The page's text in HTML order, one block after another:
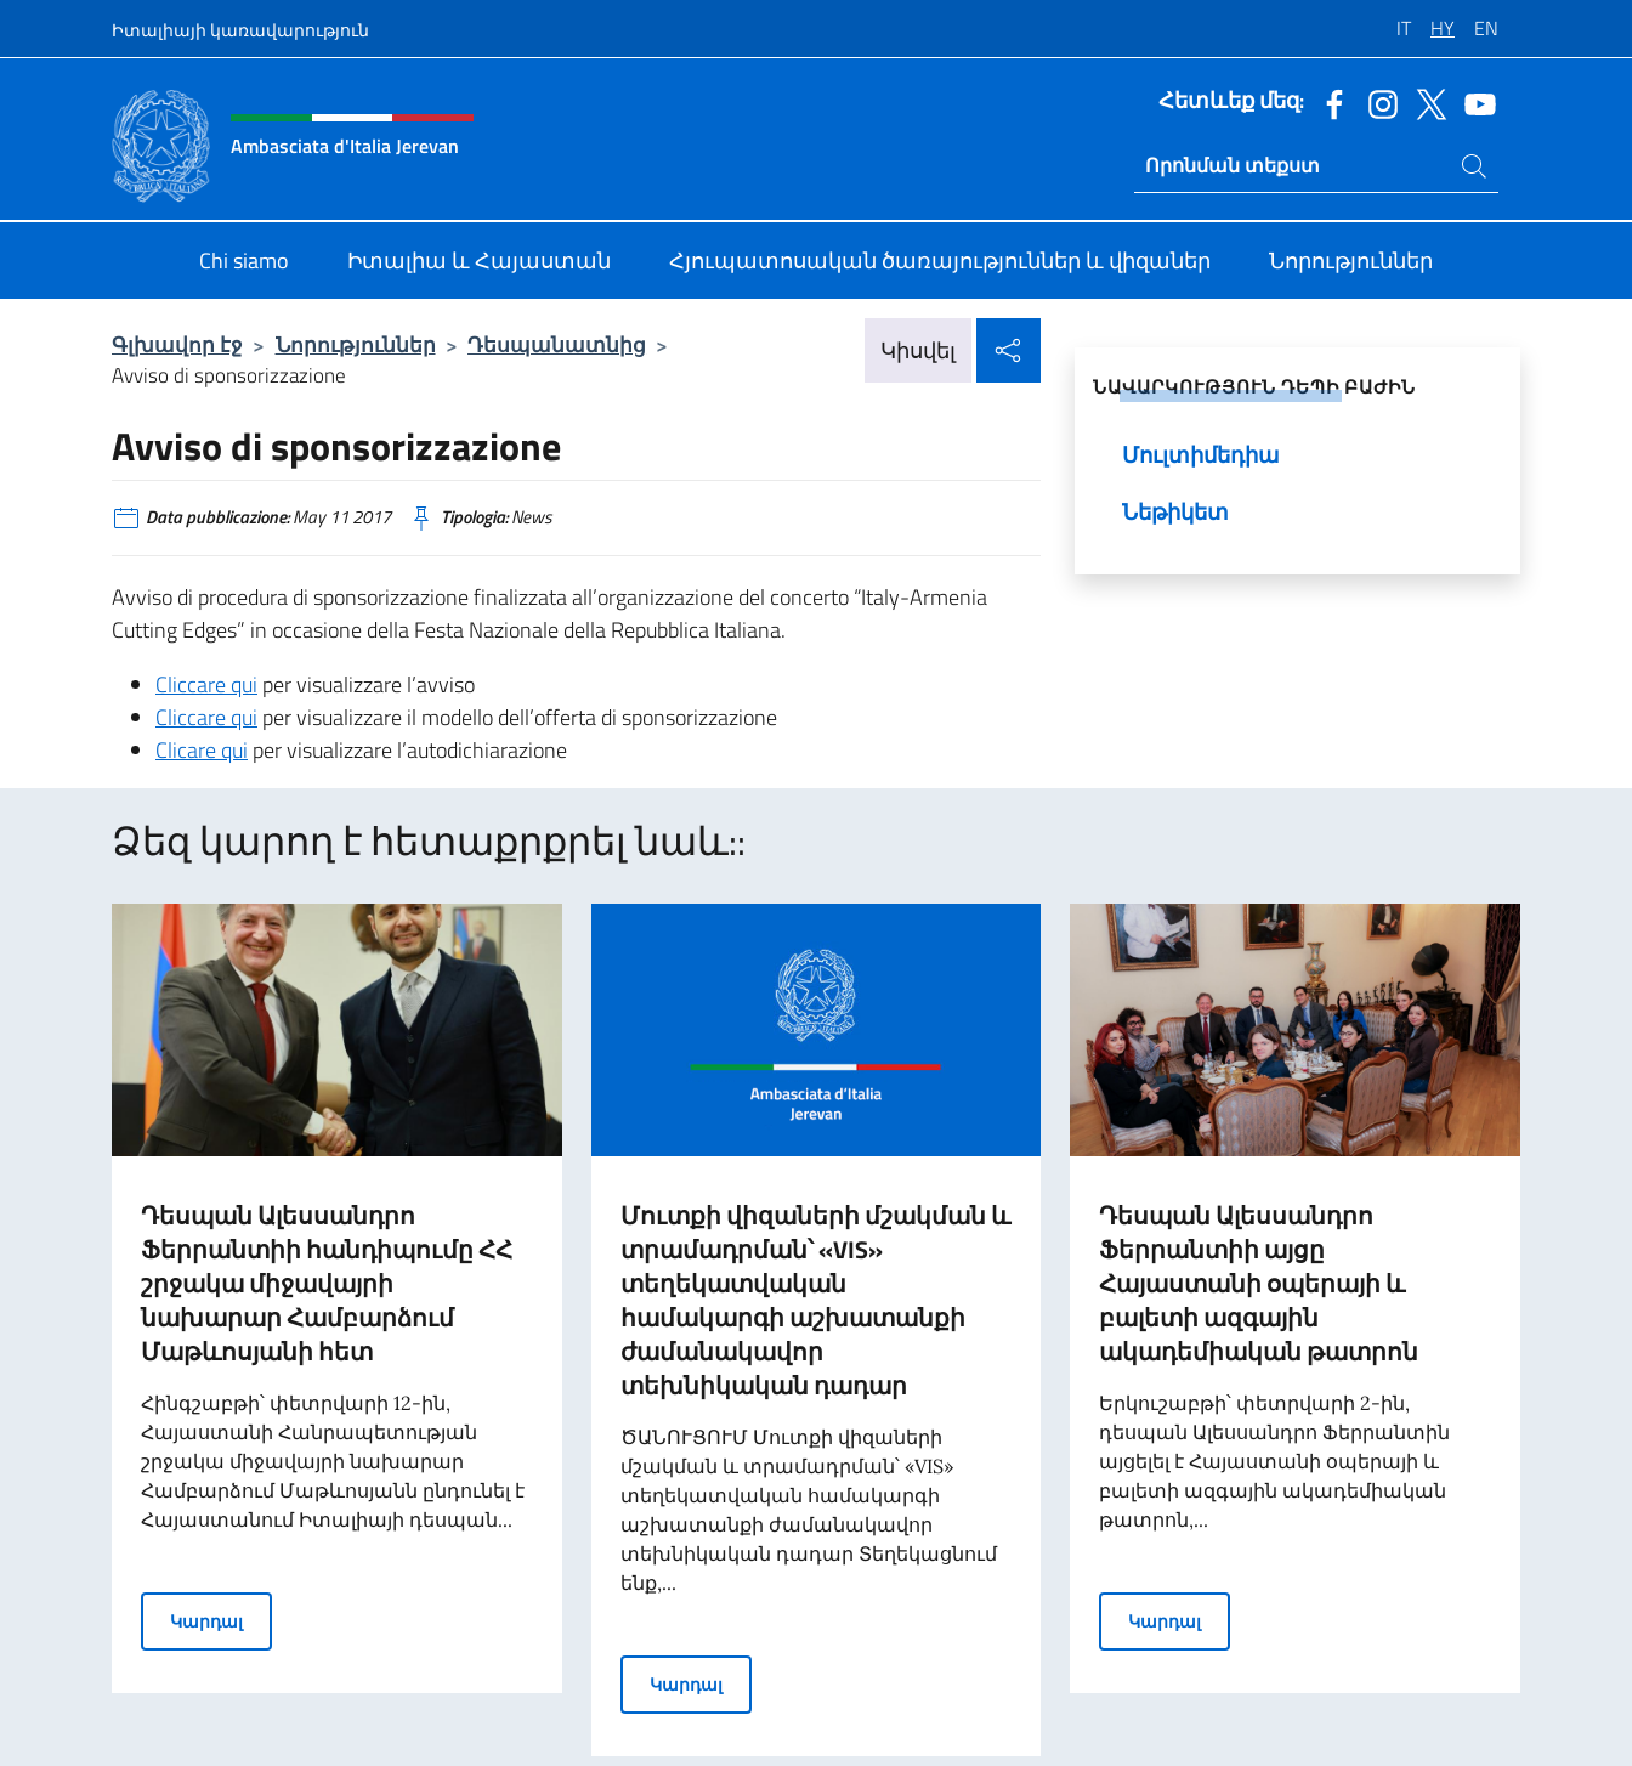
Salta al contenutoԻտալիայի կառավարություն IT HY EN
Intestazione sito, social e menù
Ambasciata d'Italia Jerevan
Հետևեք մեզ:
Ricerca sito live
Որոնում կայքում
Chi siamo Իտալիա և Հայաստան Հյուպատոսական ծառայություններ և վիզաներ Նորություններ
Գլխավոր էջ > Նորություններ > Դեսպանատնից >
Avviso di sponsorizzazione
Կիսվել
Avviso di sponsorizzazione
Data pubblicazione:May 11 2017 Tipologia:News
Avviso di procedura di sponsorizzazione finalizzata all’organizzazione del concerto “Italy-Armenia
Cutting Edges” in occasione della Festa Nazionale della Repubblica Italiana.
Cliccare qui per visualizzare l’avviso
Cliccare qui per visualizzare il modello dell’offerta di sponsorizzazione
Clicare qui per visualizzare l’autodichiarazione
ՆԱՎԱՐԿՈՒԹՅՈՒՆ ԴԵՊԻ ԲԱԺԻՆ
Մուլտիմեդիա
Նեթիկետ
Ձեզ կարող է հետաքրքրել նաև::
Դեսպան Ալեսսանդրո
Ֆերրանտիի հանդիպումը ՀՀ
շրջակա միջավայրի
նախարար Համբարձում
Մաթևոսյանի հետ
Հինգշաբթի՝ փետրվարի 12-ին,
Հայաստանի Հանրապետության
շրջակա միջավայրի նախարար
Համբարձում Մաթևոսյանն ընդունել է
Հայաստանում Իտալիայի դեսպան...
ԿարդալԴեսպան Ալեսսանդրո Ֆերրանտիի հանդիպումը ՀՀ շրջակա միջավայրի նախարար Համբարձում Մաթևոսյանի հետ
Մուտքի վիզաների մշակման և
տրամադրման՝ «VIS»
տեղեկատվական
համակարգի աշխատանքի
ժամանակավոր
տեխնիկական դադար
ԾԱՆՈՒՑՈՒՄ Մուտքի վիզաների
մշակման և տրամադրման՝ «VIS»
տեղեկատվական համակարգի
աշխատանքի ժամանակավոր
տեխնիկական դադար Տեղեկացնում
ենք,...
ԿարդալՄուտքի վիզաների մշակման և տրամադրման՝ «VIS» տեղեկատվական համակարգի աշխատանքի
Դեսպան Ալեսսանդրո
Ֆերրանտիի այցը
Հայաստանի օպերայի և
բալետի ազգային
ակադեմիական թատրոն
Երկուշաբթի՝ փետրվարի 2-ին,
դեսպան Ալեսսանդրո Ֆերրանտին
այցելել է Հայաստանի օպերայի և
բալետի ազգային ակադեմիական
թատրոն,...
ԿարդալԴեսպան Ալեսսանդրո Ֆերրանտիի այցը